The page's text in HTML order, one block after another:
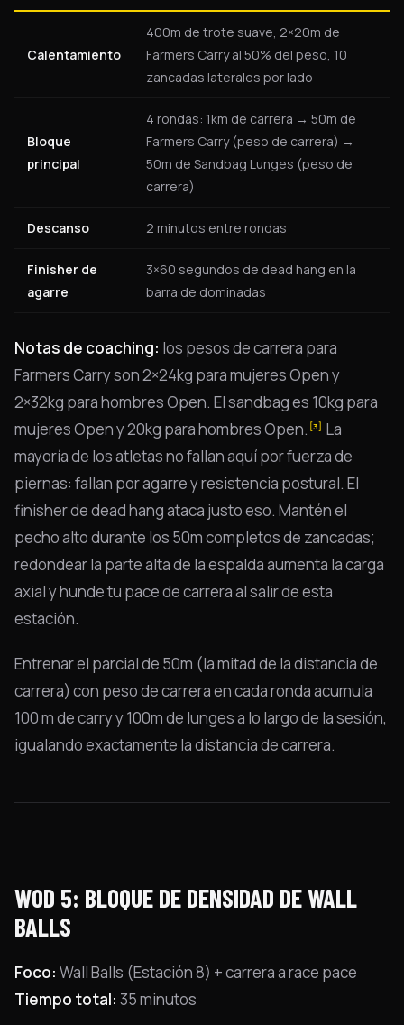
Calentamiento
400m de trote suave, 2×20m de
Farmers Carry al 50% del peso, 10
zancadas laterales por lado
Bloque
principal
4 rondas: 1km de carrera → 50m de
Farmers Carry (peso de carrera) →
50m de Sandbag Lunges (peso de
carrera)
Descanso 2 minutos entre rondas
Finisher de
agarre
3×60 segundos de dead hang en la
barra de dominadas
Notas de coaching: los pesos de carrera para
Farmers Carry son 2×24kg para mujeres Open y
2×32kg para hombres Open. El sandbag es 10kg para
mujeres Open y 20kg para hombres Open. [3] La
mayoría de los atletas no fallan aquí por fuerza de
piernas: fallan por agarre y resistencia postural. El
finisher de dead hang ataca justo eso. Mantén el
pecho alto durante los 50m completos de zancadas;
redondear la parte alta de la espalda aumenta la carga
axial y hunde tu pace de carrera al salir de esta
estación.
Entrenar el parcial de 50m (la mitad de la distancia de
carrera) con peso de carrera en cada ronda acumula
100 m de carry y 100m de lunges a lo largo de la sesión,
igualando exactamente la distancia de carrera.
WOD 5: BLOQUE DE DENSIDAD DE WALL
BALLS
Foco: Wall Balls (Estación 8) + carrera a race pace
Tiempo total: 35 minutos